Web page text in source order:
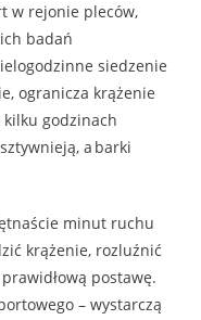
w rejonie pleców,
badań
siedzenie
ogranicza krążenie
godzinach
a barki
minut ruchu
krążenie, rozluźnić
postawę.
– wystarczą